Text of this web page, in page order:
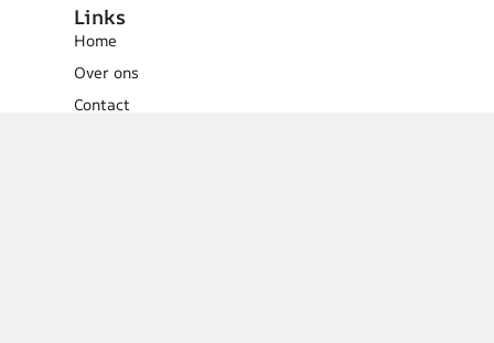
Links
Home
Over ons
Contact